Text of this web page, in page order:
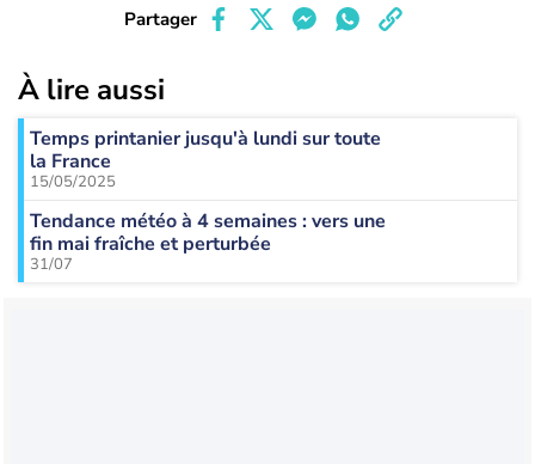
Partager
À lire aussi
Temps printanier jusqu'à lundi sur toute
la France
15/05/2025
Tendance météo à 4 semaines : vers une
fin mai fraîche et perturbée
31/07